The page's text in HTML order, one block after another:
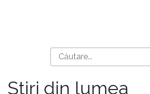
Știri din lumea